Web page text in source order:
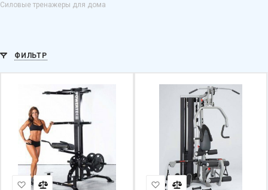
Силовые тренажеры для дома
ФИЛЬТР